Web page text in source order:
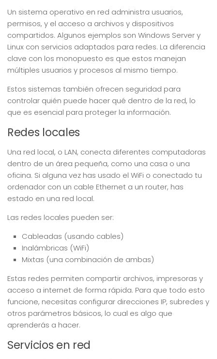
Un sistema operativo en red administra usuarios,
permisos, y el acceso a archivos y dispositivos
compartidos. Algunos ejemplos son Windows Server y
Linux con servicios adaptados para redes. La diferencia
clave con los monopuesto es que estos manejan
múltiples usuarios y procesos al mismo tiempo.
Estos sistemas también ofrecen seguridad para
controlar quién puede hacer qué dentro de la red, lo
que es esencial para proteger la información.
Redes locales
Una red local, o LAN, conecta diferentes computadoras
dentro de un área pequeña, como una casa o una
oficina. Si alguna vez has usado el WiFi o conectado tu
ordenador con un cable Ethernet a un router, has
estado en una red local.
Las redes locales pueden ser:
Cableadas (usando cables)
Inalámbricas (WiFi)
Mixtas (una combinación de ambas)
Estas redes permiten compartir archivos, impresoras y
acceso a internet de forma rápida. Para que todo esto
funcione, necesitas configurar direcciones IP, subredes y
otros parámetros básicos, lo cual es algo que
aprenderás a hacer.
Servicios en red